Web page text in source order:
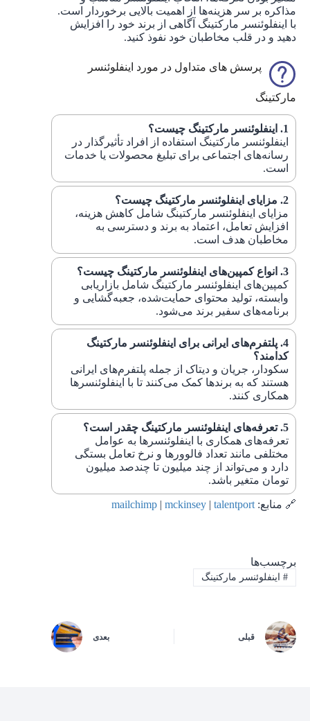
مذاکره بر سر هزینه‌ها از اهمیت بالایی برخوردار است.
با اینفلوئنسر مارکتینگ آگاهی از برند خود را افزایش
دهید و در قلب مخاطبان خود نفوذ کنید.
پرسش های متداول در مورد اینفلوئنسر
مارکتینگ
اینفلوئنسر مارکتینگ چیست؟
اینفلوئنسر مارکتینگ استفاده از افراد تأثیرگذار در
رسانه‌های اجتماعی برای تبلیغ محصولات یا خدمات
است.
مزایای اینفلوئنسر مارکتینگ چیست؟
مزایای اینفلوئنسر مارکتینگ شامل کاهش هزینه،
افزایش تعامل، اعتماد به برند و دسترسی به
مخاطبان هدف است.
انواع کمپین‌های اینفلوئنسر مارکتینگ چیست؟
کمپین‌های اینفلوئنسر مارکتینگ شامل بازاریابی
وابسته، تولید محتوای حمایت‌شده، جعبه‌گشایی و
برنامه‌های سفیر برند می‌شود.
پلتفرم‌های ایرانی برای اینفلوئنسر مارکتینگ
کدامند؟
سکودار، جریان و دیتاک از جمله پلتفرم‌های ایرانی
هستند که به برندها کمک می‌کنند تا با اینفلوئنسرها
همکاری کنند.
تعرفه‌های اینفلوئنسر مارکتینگ چقدر است؟
تعرفه‌های همکاری با اینفلوئنسرها به عوامل
مختلفی مانند تعداد فالوورها و نرخ تعامل بستگی
دارد و می‌تواند از چند میلیون تا چندصد میلیون
تومان متغیر باشد.
🔗 منابع: mailchimp | mckinsey | talentport
برچسب‌ها
#اینفلوئنسر مارکتینگ
قبلی بعدی